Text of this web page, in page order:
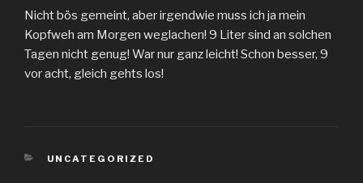
Nicht bös gemeint, aber irgendwie muss ich ja mein
Kopfweh am Morgen weglachen! 9 Liter sind an solchen
Tagen nicht genug! War nur ganz leicht! Schon besser, 9
vor acht, gleich gehts los!
KATEGORIEN
UNCATEGORIZED